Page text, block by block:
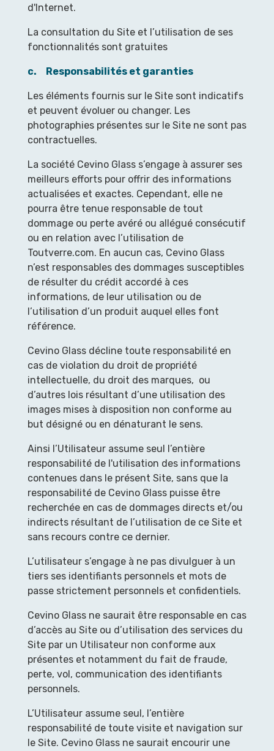
d'Internet.
La consultation du Site et l’utilisation de ses
fonctionnalités sont gratuites
c. Responsabilités et garanties
Les éléments fournis sur le Site sont indicatifs
et peuvent évoluer ou changer. Les
photographies présentes sur le Site ne sont pas
contractuelles.
La société Cevino Glass s’engage à assurer ses
meilleurs efforts pour offrir des informations
actualisées et exactes. Cependant, elle ne
pourra être tenue responsable de tout
dommage ou perte avéré ou allégué consécutif
ou en relation avec l’utilisation de
Toutverre.com. En aucun cas, Cevino Glass
n’est responsables des dommages susceptibles
de résulter du crédit accordé à ces
informations, de leur utilisation ou de
l’utilisation d’un produit auquel elles font
référence.
Cevino Glass décline toute responsabilité en
cas de violation du droit de propriété
intellectuelle, du droit des marques, ou
d’autres lois résultant d’une utilisation des
images mises à disposition non conforme au
but désigné ou en dénaturant le sens.
Ainsi l’Utilisateur assume seul l’entière
responsabilité de l'utilisation des informations
contenues dans le présent Site, sans que la
responsabilité de Cevino Glass puisse être
recherchée en cas de dommages directs et/ou
indirects résultant de l’utilisation de ce Site et
sans recours contre ce dernier.
L’utilisateur s’engage à ne pas divulguer à un
tiers ses identifiants personnels et mots de
passe strictement personnels et confidentiels.
Cevino Glass ne saurait être responsable en cas
d’accès au Site ou d’utilisation des services du
Site par un Utilisateur non conforme aux
présentes et notamment du fait de fraude,
perte, vol, communication des identifiants
personnels.
L’Utilisateur assume seul, l’entière
responsabilité de toute visite et navigation sur
le Site. Cevino Glass ne saurait encourir une